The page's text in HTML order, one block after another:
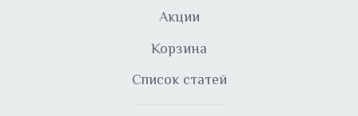
Акции
Корзина
Список статей